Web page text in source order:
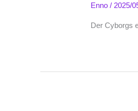
Enno/ 2025/
Der Cyborgs